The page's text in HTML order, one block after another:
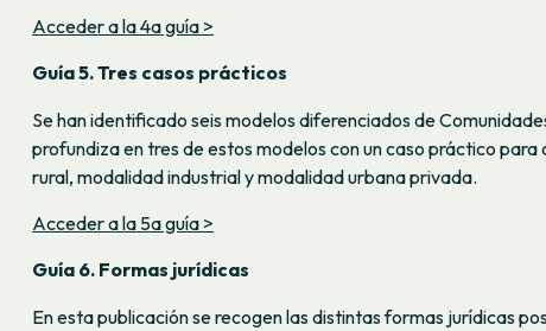
Acceder a la 4a guía >
Guía 5. Tres casos prácticos
Se han identificado seis modelos diferenciados de
profundiza en tres de estos modelos con un caso práctico para
rural, modalidad industrial y modalidad urbana privada.
Acceder a la 5a guía >
Guía 6. Formas jurídicas
En esta publicación se recogen las distintas formas jurídicas